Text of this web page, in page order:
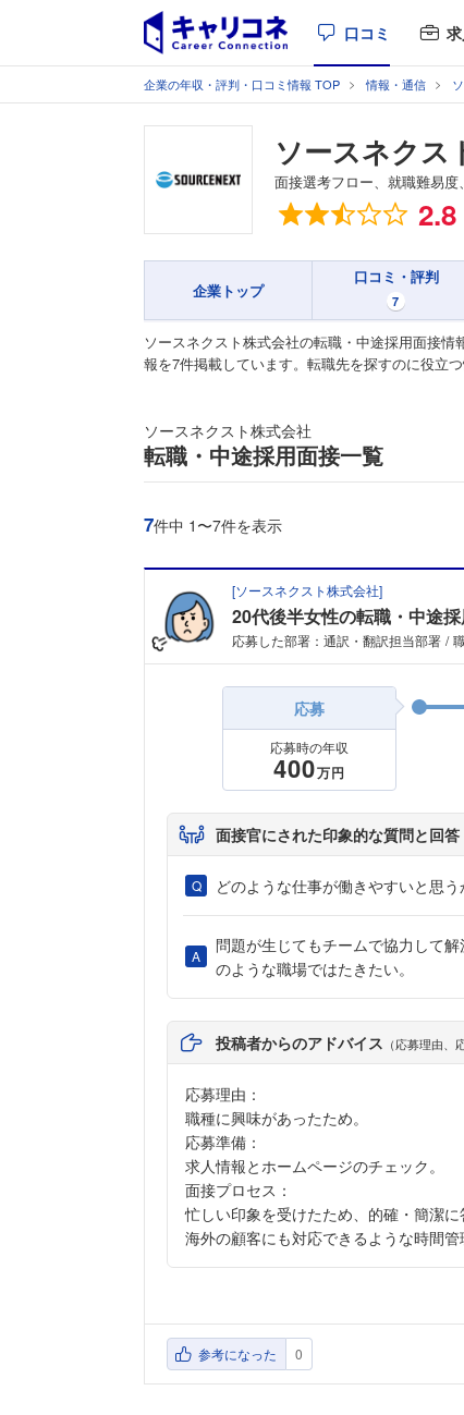
口コミ
企業の年収・評判・口コミ情報 TOP 情報・通信
ソースネクス
面接選考フロー、就職難易度
総合評価 2.8
企業トップ
口コミ・評判
7
ソースネクスト株式会社の転職・中途採用面接
報を7件掲載しています。転職先を探すのに役立
ソースネクスト株式会社
転職・中途採用面接一覧
7件中 1〜7件を表示
[ソースネクスト株式会社]
20代後半女性の転職・中途
応募した部署：通訳・翻訳担当部署
応募
応募時の年収
400万円
面接官にされた印象的な質問と回答
どのような仕事が働きやすいと思う
問題が生じてもチームで協力して
のような職場ではたきたい。
投稿者からのアドバイス （応募理由、
応募理由：
職種に興味があったため。
応募準備：
求人情報とホームページのチェック。
面接プロセス：
忙しい印象を受けたため、的確・簡潔に
海外の顧客にも対応できるような時間管
参考になった 0